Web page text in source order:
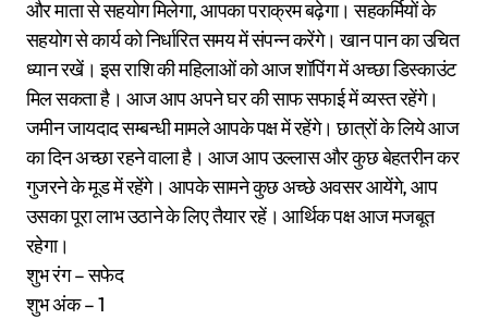
और माता से सहयोग मिलेगा, आपका पराक्रम बढ़ेगा। सहकर्मियों के
सहयोग से कार्य को निर्धारित समय में संपन्न करेंगे। खान पान का उचित
ध्यान रखें। इस राशि की महिलाओं को आज शॉपिंग में अच्छा डिस्काउंट
मिल सकता है। आज आप अपने घर की साफ सफाई में व्यस्त रहेंगे।
जमीन जायदाद सम्बन्धी मामले आपके पक्ष में रहेंगे। छात्रों के लिये आज
का दिन अच्छा रहने वाला है। आज आप उल्लास और कुछ बेहतरीन कर
गुजरने के मूड में रहेंगे। आपके सामने कुछ अच्छे अवसर आयेंगे, आप
उसका पूरा लाभ उठाने के लिए तैयार रहें। आर्थिक पक्ष आज मजबूत
रहेगा।
शुभ रंग – सफेद
शुभ अंक – 1